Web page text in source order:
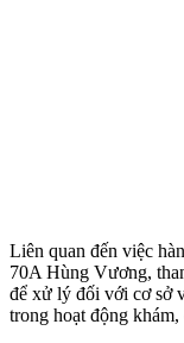
Liên quan đến việc
70A Hùng Vương,
để xử lý đối với cơ sở
trong hoạt động khám,